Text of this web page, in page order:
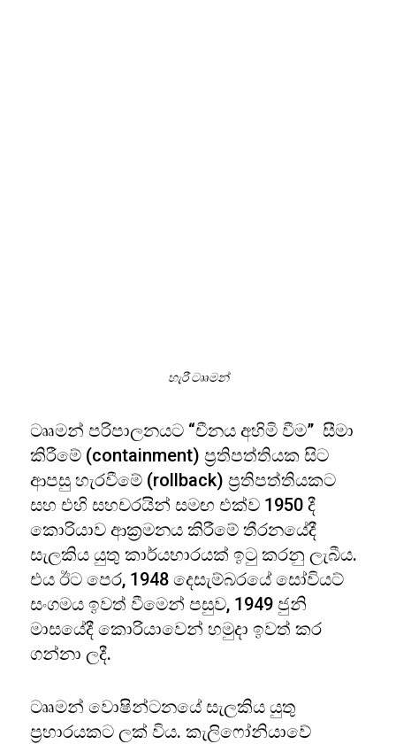
හැරී ටෲමන්
ටෲමන් පරිපාලනයට “චීනය අහිමි වීම” සීමා
කිරීමේ (containment) ප්‍රතිපත්තියක සිට
ආපසු හැරවීමේ (rollback) ප්‍රතිපත්තියකට
සහ එහි සහචරයින් සමඟ එක්ව 1950 දී
කොරියාව ආක්‍රමනය කිරීමේ තීරනයේදී
සැලකිය යුතු කාර්යභාරයක් ඉටු කරනු ලැබීය.
එය ඊට පෙර, 1948 දෙසැම්බරයේ සෝවියට්
සංගමය ඉවත් වීමෙන් පසුව, 1949 ජුනි
මාසයේදී කොරියාවෙන් හමුදා ඉවත් කර
ගන්නා ලදී.
ටෲමන් වොෂින්ටනයේ සැලකිය යුතු
ප්‍රහාරයකට ලක් විය. කැලිෆෝනියාවේ